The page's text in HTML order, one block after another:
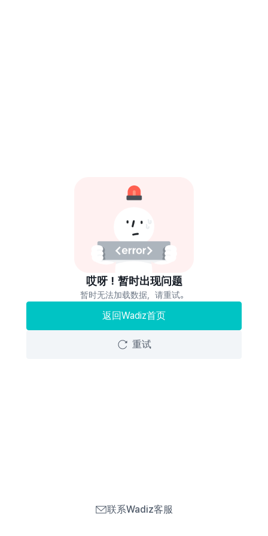
哎呀！暂时出现问题
暂时无法加载数据，请重试。
返回Wadiz首页
重试
联系Wadiz客服